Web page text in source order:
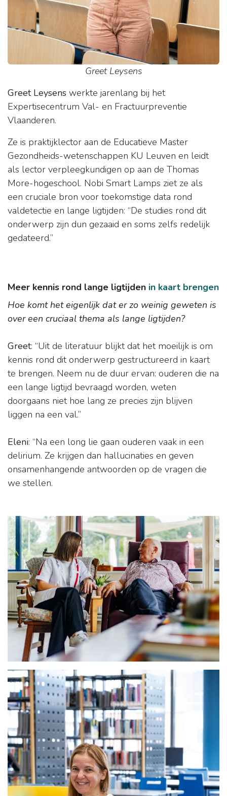
Greet Leysens
Greet Leysens werkte jarenlang bij het
Expertisecentrum Val- en Fractuurpreventie
Vlaanderen.
Ze is praktijklector aan de Educatieve Master
Gezondheids-wetenschappen KU Leuven en leidt
als lector verpleegkundigen op aan de Thomas
More-hogeschool. Nobi Smart Lamps ziet ze als
een cruciale bron voor toekomstige data rond
valdetectie en lange ligtijden: “De studies rond dit
onderwerp zijn dun gezaaid en soms zelfs redelijk
gedateerd.”
Meer kennis rond lange ligtijden in kaart brengen
Hoe komt het eigenlijk dat er zo weinig geweten is
over een cruciaal thema als lange ligtijden?
Greet: “Uit de literatuur blijkt dat het moeilijk is om
kennis rond dit onderwerp gestructureerd in kaart
te brengen. Neem nu de duur ervan: ouderen die na
een lange ligtijd bevraagd worden, weten
doorgaans niet hoe lang ze precies zijn blijven
liggen na een val.”
Eleni: “Na een long lie gaan ouderen vaak in een
delirium. Ze krijgen dan hallucinaties en geven
onsamenhangende antwoorden op de vragen die
we stellen.